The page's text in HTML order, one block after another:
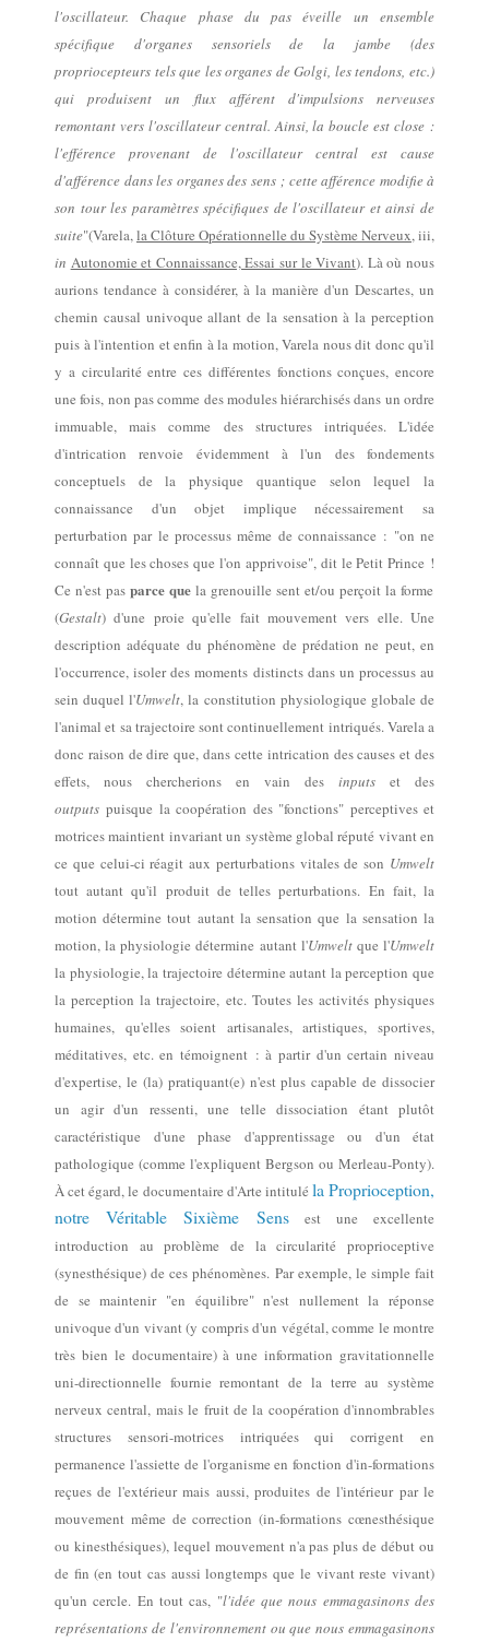
l'oscillateur. Chaque phase du pas éveille un ensemble
spécifique d'organes sensoriels de la jambe (des
propriocepteurs tels que les organes de Golgi, les tendons, etc.)
qui produisent un flux afférent d'impulsions nerveuses
remontant vers l'oscillateur central.Ainsi, la boucle est close :
l'efférence provenant de l'oscillateur central est cause
d'afférence dans les organes des sens ; cette afférence modifie à
son tour les paramètres spécifiques de l'oscillateur et ainsi de
suite"(Varela,la Clôture Opérationnelle du Système Nerveux,iii,
in Autonomie et Connaissance, Essai sur le Vivant). Là où nous
aurions tendance à considérer, à la manière d'un Descartes, un
chemin causal univoque allant de la sensation à la perception
puis à l'intention etenfin à la motion, Varela nous dit donc qu'il
y a circularité entre ces différentes fonctions conçues, encore
une fois, non pas comme des modules hiérarchisés dans un ordre
immuable, mais comme des structures intriquées. L'idée
d'intrication renvoie évidemment à l'un des fondements
conceptuels de la physique quantique selon lequel la
connaissance d'un objet implique nécessairement sa
perturbation par le processus même de connaissance : "on ne
connaît que les choses que l'on apprivoise", dit le Petit Prince !
Ce n'est pas parce que la grenouille sent et/ou perçoit la forme
(Gestalt) d'une proie qu'elle fait mouvement vers elle. Une
description adéquate du phénomène de prédationne peut, en
l'occurrence, isolerdes moments distincts dans un processus au
sein duquel l'Umwelt, la constitution physiologique globale de
l'animal et sa trajectoire sont continuellement intriqués.Varela a
donc raison de dire que, dans cette intrication des causes et des
effets, nous chercherions en vain des inputs et des
outputspuisque la coopération des "fonctions" perceptives et
motrices maintient invariant un système global réputé vivant en
ce que celui-ci réagit aux perturbations vitales de son Umwelt
tout autant qu'il produit de telles perturbations. En fait,la
motion déterminetout autant la sensationque la sensation la
motion, la physiologie détermine autant l'Umweltque l'Umwelt
la physiologie, la trajectoire détermine autant la perception que
la perception la trajectoire, etc. Toutes les activités physiques
humaines, qu'elles soient artisanales, artistiques, sportives,
méditatives, etc. en témoignent : à partir d'un certain niveau
d'expertise, le (la) pratiquant(e) n'est plus capable de dissocier
un agir d'un ressenti, une telle dissociation étant plutôt
caractéristique d'une phase d'apprentissage ou d'un état
pathologique (comme l'expliquent Bergson ou Merleau-Ponty).
À cet égard, le documentaire d'Arte intitulé la Proprioception,
notre Véritable Sixième Sensest une excellente
introduction au problème de la circularitéproprioceptive
(synesthésique) de ces phénomènes. Parexemple, le simple fait
de se maintenir "en équilibre" n'est nullement la réponse
univoque d'un vivant (y comprisd'un végétal, comme le montre
très bien le documentaire) à une information gravitationnelle
uni-directionnelle fournieremontant de la terre au système
nerveux central, mais le fruit de la coopération d'innombrables
structures sensori-motrices intriquéesqui corrigent en
permanence l'assiette de l'organisme en fonction d'in-formations
reçues de l'extérieur mais aussi, produites de l'intérieur par le
mouvement même de correction (in-formations cœnesthésique
ou kinesthésiques), lequel mouvement n'apas plus dedébutou
de fin(en tout cas aussi longtemps que le vivantreste vivant)
qu'un cercle. En tout cas, "l'idée que nous emmagasinons des
représentations de l'environnement ou que nous emmagasinons